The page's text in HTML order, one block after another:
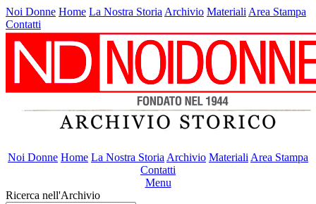
Noi Donne Home La Nostra Storia Archivio Materiali Area Stampa
Contatti
Noi Donne Home La Nostra Storia Archivio Materiali Area Stampa
Contatti
Menu
Ricerca nell'Archivio